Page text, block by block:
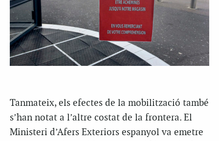
Tanmateix, els efectes de la mobilització també
s’han notat a l’altre costat de la frontera. El
Ministeri d’Afers Exteriors espanyol va emetre